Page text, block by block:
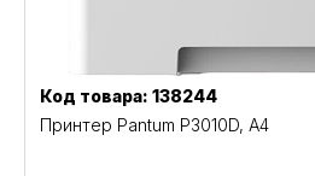
Код товара: 138244
Принтер Pantum P3010D, A4